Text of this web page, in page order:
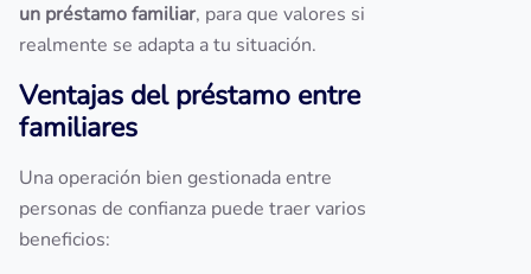
un préstamo familiar, para que valores si
realmente se adapta a tu situación.
Ventajas del préstamo entre
familiares
Una operación bien gestionada entre
personas de confianza puede traer varios
beneficios: